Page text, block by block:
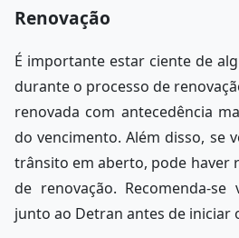
Renovação
É importante estar ciente de
durante o processo de
renovada com antecedência
do vencimento. Além disso, se
trânsito em aberto, pode haver
de renovação. Recomenda-
junto ao Detran antes de iniciar